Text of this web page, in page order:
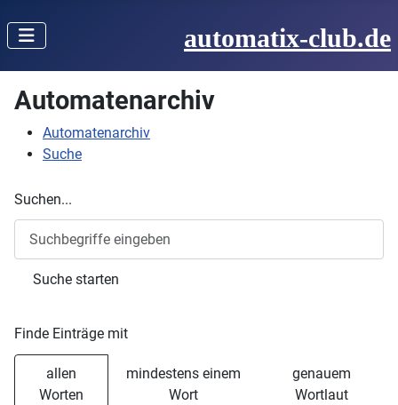
automatix-club.de
Automatenarchiv
Automatenarchiv
Suche
Suchen...
Suche starten
Finde Einträge mit
allen
Worten
mindestens einem
Wort
genauem
Wortlaut